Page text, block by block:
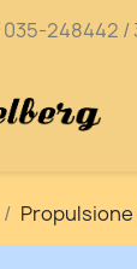
035-248442 /